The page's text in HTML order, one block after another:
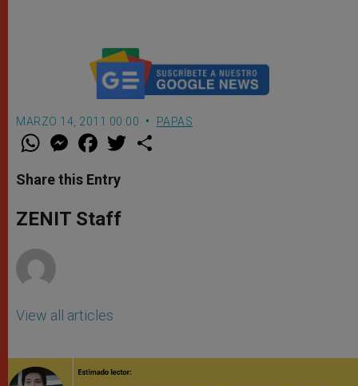
MARZO 14, 2011 00:00 PAPAS
W
t
s
p
p
M
e
s
e
g
e
F
a
e
b
o
k
w
Share this Entry
ZENIT Staff
View all articles